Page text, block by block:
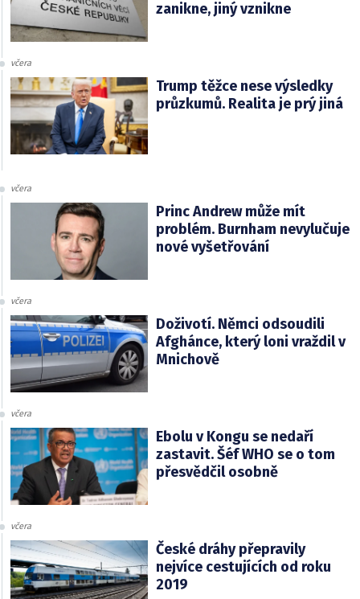
zanikne, jiný vznikne
včera
Trump těžce nese výsledky
průzkumů. Realita je prý jiná
včera
Princ Andrew může mít
problém. Burnham nevylučuje
nové vyšetřování
včera
Doživotí. Němci odsoudili
Afghánce, který loni vraždil v
Mnichově
včera
Ebolu v Kongu se nedaří
zastavit. Šéf WHO se o tom
přesvědčil osobně
včera
České dráhy přepravily
nejvíce cestujících od roku
2019